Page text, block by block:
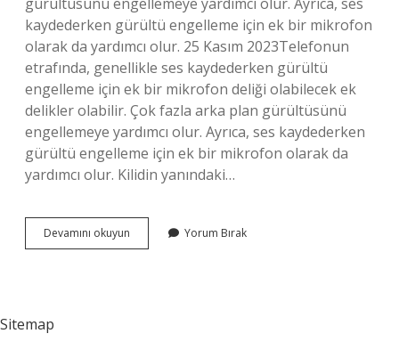
kaydederken gürültü engelleme için ek bir mikrofon
olarak da yardımcı olur. 25 Kasım 2023Telefonun
etrafında, genellikle ses kaydederken gürültü
engelleme için ek bir mikrofon deliği olabilecek ek
delikler olabilir. Çok fazla arka plan gürültüsünü
engellemeye yardımcı olur. Ayrıca, ses kaydederken
gürültü engelleme için ek bir mikrofon olarak da
yardımcı olur. Kilidin yanındaki…
Devamını okuyun Bazaların
Yanındaki
Yorum Bırak
Sitemap